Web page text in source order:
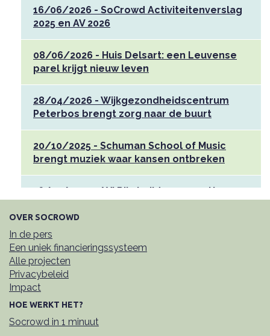
16/06/2026 - SoCrowd Activiteitenverslag
2025 en AV 2026
08/06/2026 - Huis Delsart: een Leuvense
parel krijgt nieuw leven
28/04/2026 - Wijkgezondheidscentrum
Peterbos brengt zorg naar de buurt
20/10/2025 - Schuman School of Music
brengt muziek waar kansen ontbreken
16/10/2025 - AXI Riksjarijders verzetten
isolement
30/09/2025 - On Stage - bruisende,
inclusieve hotspot in Deurne
17/07/2025 - Campagne ONYX - waar
muren geen grenzen zijn maar kansen
OVER SOCROWD
In de pers
Een uniek financieringssysteem
Alle projecten
Privacybeleid
Impact
HOE WERKT HET?
Socrowd in 1 minuut